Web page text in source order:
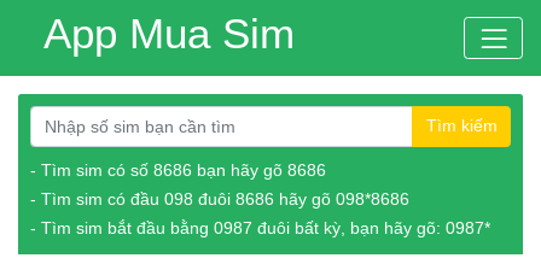
App Mua Sim
Tìm kiếm
- Tìm sim có số 8686 bạn hãy gõ 8686
- Tìm sim có đầu 098 đuôi 8686 hãy gõ 098*8686
- Tìm sim bắt đầu bằng 0987 đuôi bất kỳ, bạn hãy gõ: 0987*